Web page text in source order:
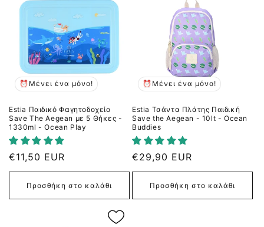
⏰Μένει ένα μόνο!
Estia Παιδικό Φαγητοδοχείο
Save The Aegean με 5 Θήκες -
1330ml - Ocean Play
Κανονική
τιμή
€11,50 EUR
Προσθήκη στο καλάθι
⏰Μένει ένα μόνο!
Estia Τσάντα Πλάτης Παιδική
Save the Aegean - 10lt - Ocean
Buddies
Κανονική
τιμή
€29,90 EUR
Προσθήκη στο καλάθι